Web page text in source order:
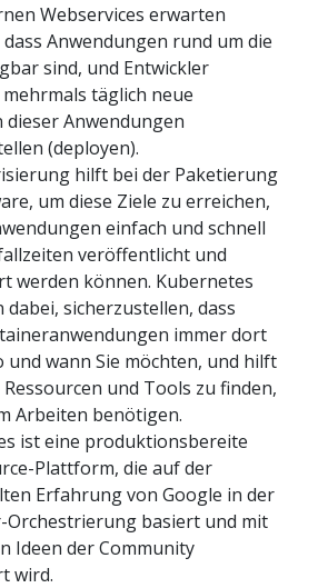
Webservices erwarten
Anwendungen rund um die
sind, und Entwickler
täglich neue
dieser Anwendungen
(deployen).
hilft bei der Paketierung
um diese Ziele zu erreichen,
einfach und schnell
veröffentlicht und
werden können. Kubernetes
sicherzustellen, dass
immer dort
und wann Sie möchten, und hilft
und Tools zu finden,
Arbeiten benötigen.
ist eine produktionsbereite
Plattform, die auf der
Erfahrung von Google in der
Orchestrierung basiert und mit
Ideen der Community
wird.